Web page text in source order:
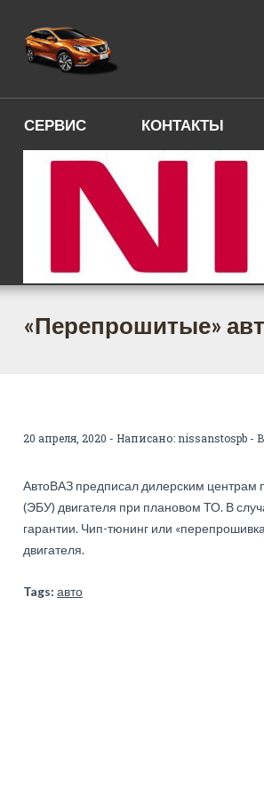
СЕРВИС КОНТАКТЫ
«Перепрошитые»
20 апреля, 2020 - Написано: nissanstospb -
АвтоВАЗ предписал дилерским центрам
(ЭБУ) двигателя при плановом ТО. В
гарантии. Чип-тюнинг или
двигателя.
Tags: авто